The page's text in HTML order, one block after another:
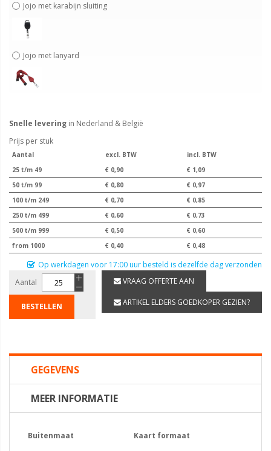
Jojo met karabijn sluiting
Jojo met lanyard
Snelle levering in Nederland & België
Prijs per stuk
Aantal excl. BTW
incl. BTW
25 t/m 49
€ 0,90
€ 1,09
50 t/m 99
€ 0,80
€ 0,97
100 t/m 249
€ 0,70
€ 0,85
250 t/m 499
€ 0,60
€ 0,73
500 t/m 999
€ 0,50
€ 0,60
from 1000
€ 0,40 € 0,48
Op werkdagen voor 17:00 uur besteld is dezelfde dag verzonden
Aantal
BESTELLEN
VRAAG OFFERTE AAN
ARTIKEL ELDERS GOEDKOPER GEZIEN?
GEGEVENS
MEER INFORMATIE
Buitenmaat Kaart formaat